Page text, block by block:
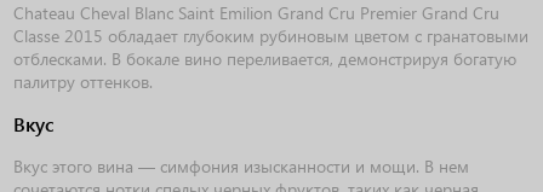
Chateau Cheval Blanc Saint Emilion Grand Cru Premier Grand Cru
Classe 2015 обладает глубоким рубиновым цветом с гранатовыми
отблесками. В бокале вино переливается, демонстрируя богатую
палитру оттенков.
Вкус
Вкус этого вина — симфония изысканности и мощи. В нем